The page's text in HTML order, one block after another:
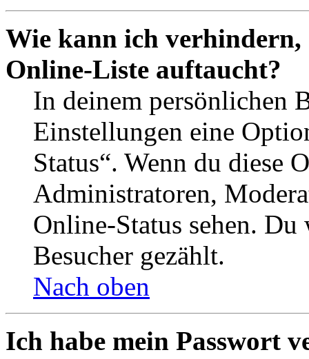
Wie kann ich verhindern,
Online-Liste auftaucht?
In deinem persönlichen
Einstellungen eine
Status“. Wenn du diese
Administratoren,
Online-Status sehen.
Besucher gezählt.
Nach oben
Ich habe mein Passwort